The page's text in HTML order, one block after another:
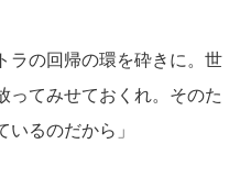
ラの回帰の環を砕きに。世
ってみせておくれ。そのた
るのだから」